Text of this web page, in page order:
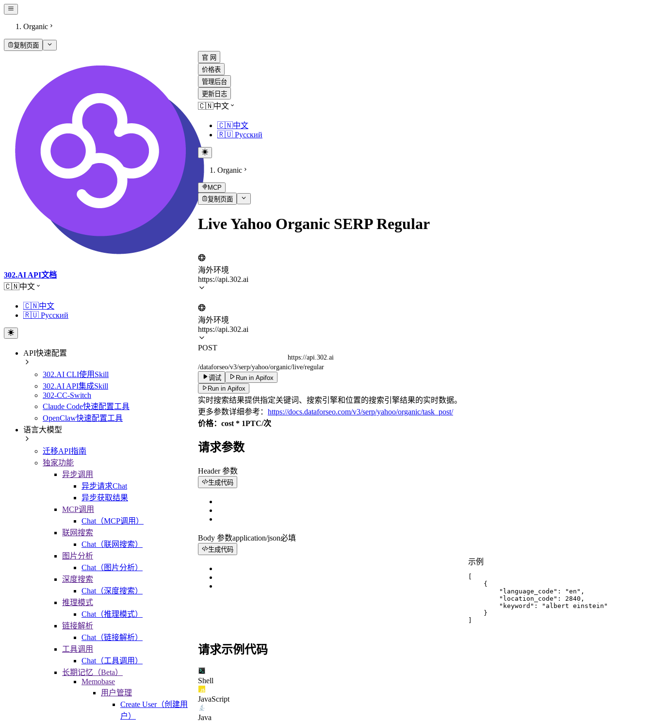
Organic
复制页面
302.AI API文档
🇨🇳中文
🇨🇳中文
🇷🇺 Русский
API快速配置
302.AI CLI使用Skill
302.AI API集成Skill
302-CC-Switch
Claude Code快速配置工具
OpenClaw快速配置工具
语言大模型
迁移API指南
独家功能
异步调用
异步请求Chat
异步获取结果
MCP调用
Chat（MCP调用）
联网搜索
Chat（联网搜索）
图片分析
Chat（图片分析）
深度搜索
Chat（深度搜索）
推理模式
Chat（推理模式）
链接解析
Chat（链接解析）
工具调用
Chat（工具调用）
长期记忆（Beta）
Memobase
用户管理
Create User（创建用
户）
官 网
价格表
管理后台
更新日志
🇨🇳中文
🇨🇳中文
🇷🇺 Русский
Organic
MCP
复制页面
Live Yahoo Organic SERP Regular
海外环境
https://api.302.ai
海外环境
https://api.302.ai
POST
https://api.302.ai
/dataforseo/v3/serp/yahoo/organic/live/regular
调试
Run in Apifox
Run in Apifox
实时搜索结果提供指定关键词、搜索引擎和位置的搜索引擎结果的实时数据。
更多参数详细参考： https://docs.dataforseo.com/v3/serp/yahoo/organic/task_post/
价格：cost * 1PTC/次
请求参数
Header 参数
生成代码
Body 参数application/json必填
生成代码
示例
{
"language_code" : "en" ,
"location_code" : 2840 ,
"keyword" :
"albert einstein"
}
请求示例代码
Shell
JavaScript
Java